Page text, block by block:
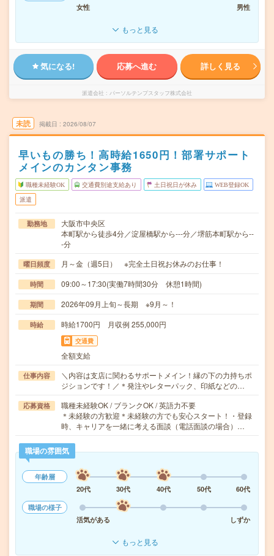
女性
男性
もっと見る
気になる! 応募へ進む 詳しく見る
派遣会社 パーソルテンプスタッフ株式会社
未読 掲載日 2026/08/07
早いもの勝ち！高時給1650円！部署サポート
メインのカンタン事務
職種未経験OK 交通費別途支給あり 土日祝日が休み WEB登録OK
派遣
勤務地
大阪市中央区
本町駅から徒歩4分／淀屋橋駅から---分／堺筋本町駅から--
-分
曜日頻度 月～金（週5日） ※完全土日祝お休みのお仕事！
時間 09:00～17:30(実働7時間30分 休憩1時間)
期間 2026年09月上旬～長期 ※9月～！
時給 時給1700円 月収例 255,000円
交通費
全額支給
仕事内容
＼内容は支店に関わるサポートメイン！縁の下の力持ちポ
ジションです！／＊発注やレターパック、印紙などの…
応募資格
職種未経験OK / ブランクOK / 英語力不要
＊未経験の方歓迎＊未経験の方でも安心スタート！・登録
時、キャリアを一緒に考える面談（電話面談の場合）…
職場の雰囲気
年齢層
20代
30代 40代 50代
60代
職場の様子
活気がある
しずか
もっと見る